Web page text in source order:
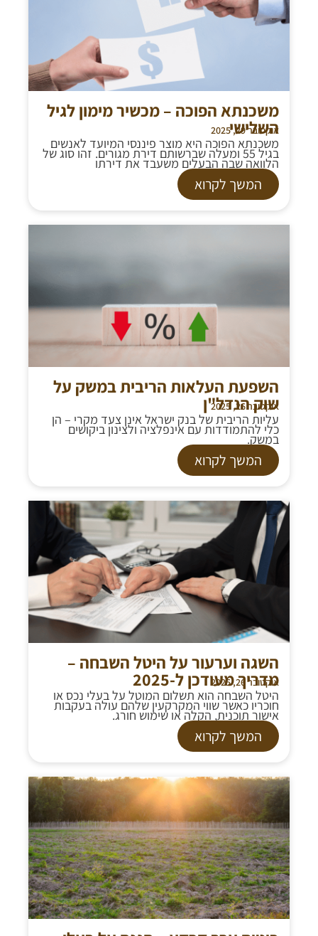
משכנתא הפוכה – מכשיר מימון לגיל
השלישי
אוקטובר 29, 2025
משכנתא הפוכה היא מוצר פיננסי המיועד לאנשים
בגיל 55 ומעלה שברשותם דירת מגורים. זהו סוג של
הלוואה שבה הבעלים משעבד את דירתו
המשך לקרוא
השפעת העלאות הריבית במשק על
שוק הנדל"ן
אוקטובר 26, 2025
עליות הריבית של בנק ישראל אינן צעד מקרי – הן
כלי להתמודדות עם אינפלציה ולצינון ביקושים
במשק.
המשך לקרוא
השגה וערעור על היטל השבחה –
מדריך מעודכן ל‑2025
אוקטובר 26, 2025
היטל השבחה הוא תשלום המוטל על בעלי נכס או
חוכריו כאשר שווי המקרקעין שלהם עולה בעקבות
אישור תוכנית, הקלה או שימוש חורג.
המשך לקרוא